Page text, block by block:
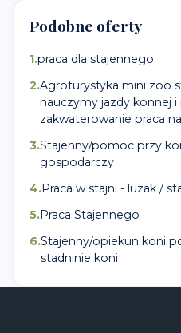
Podobne oferty
1.praca dla stajennego
2.Agroturystyka mini zoo
nauczymy jazdy konnej i
zakwaterowanie praca
3.Stajenny/pomoc przy
gospodarczy
4.Praca w stajni - luzak /
5.Praca Stajennego
6.Stajenny/opiekun koni
stadninie koni